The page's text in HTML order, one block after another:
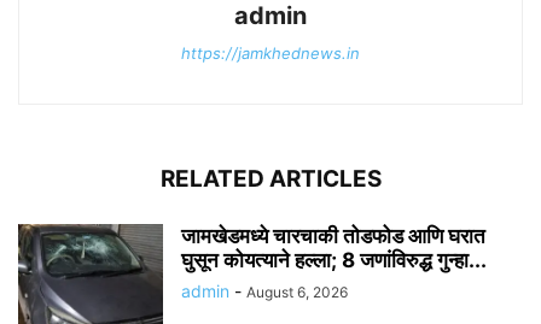
admin
https://jamkhednews.in
RELATED ARTICLES
जामखेडमध्ये चारचाकी तोडफोड आणि घरात
घुसून कोयत्याने हल्ला; 8 जणांविरुद्ध गुन्हा...
admin - August 6, 2026